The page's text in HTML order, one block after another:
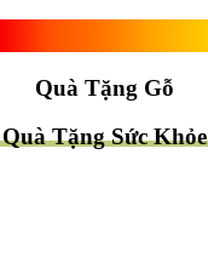
Quà Tặng Gỗ
Quà Tặng Sức Khỏe